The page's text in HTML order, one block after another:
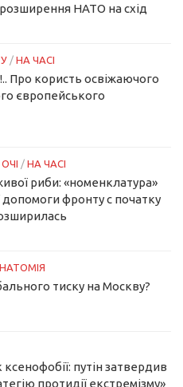
НАТО на схід
/ НА ЧАСІ
Про користь освіжаючого
європейського
/ НА ЧАСІ
риби: «номенклатура»
фронту с початку
тиску на Москву?
путін затвердив
протидії екстремізму»